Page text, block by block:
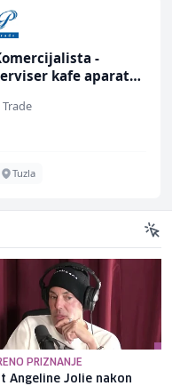
-
kafe aparata
Trade
Tuzla
PRIZNANJE
Angeline Jolie nakon